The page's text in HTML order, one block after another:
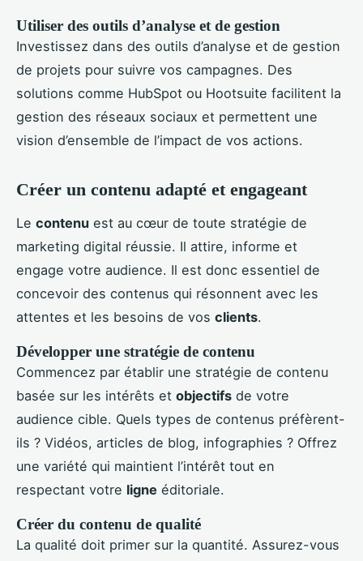
Utiliser des outils d’analyse et de gestion
Investissez dans des outils d’analyse et de gestion
de projets pour suivre vos campagnes. Des
solutions comme HubSpot ou Hootsuite facilitent la
gestion des réseaux sociaux et permettent une
vision d’ensemble de l’impact de vos actions.
Créer un contenu adapté et engageant
Le contenu est au cœur de toute stratégie de
marketing digital réussie. Il attire, informe et
engage votre audience. Il est donc essentiel de
concevoir des contenus qui résonnent avec les
attentes et les besoins de vos clients.
Développer une stratégie de contenu
Commencez par établir une stratégie de contenu
basée sur les intérêts et objectifs de votre
audience cible. Quels types de contenus préfèrent-
ils ? Vidéos, articles de blog, infographies ? Offrez
une variété qui maintient l’intérêt tout en
respectant votre ligne éditoriale.
Créer du contenu de qualité
La qualité doit primer sur la quantité. Assurez-vous